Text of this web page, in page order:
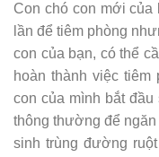
Con chó con mới của
lần để tiêm phòng
con của bạn, có thể
hoàn thành việc
con của mình bắt
thông thường để
sinh trùng đường